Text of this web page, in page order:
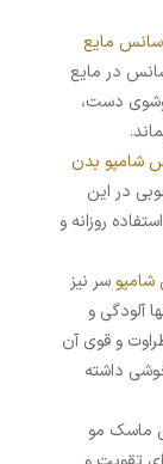
مایع
در مایع
دست،
شامپو بدن
در این
روزانه و
سر نیز
آلودگی و
و قوی آن
داشته
ماسک مو